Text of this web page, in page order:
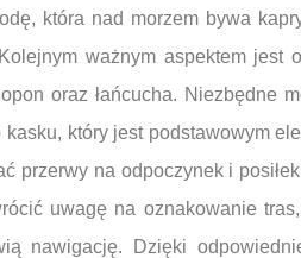
która nad morzem bywa
ważnym aspektem jest
oraz łańcucha.
który jest podstawowym
przerwy na odpoczynek i
uwagę na oznakowanie
nawigację. Dzięki